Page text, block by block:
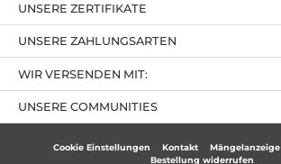
UNSERE ZAHLUNGSARTEN
UNSERE ZERTIFIKATE
UNSERE COMMUNITIES
WIR VERSENDEN MIT:
Cookie Einstellungen Kontakt Mängelanzeige
Bestellung widerrufen